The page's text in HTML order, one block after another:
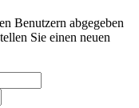
Benutzern abgegeben
Sie einen neuen